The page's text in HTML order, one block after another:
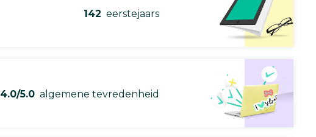
142 eerstejaars
4.0/5.0 algemene tevredenheid